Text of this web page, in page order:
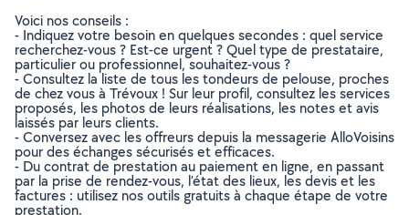
Voici nos conseils :
- Indiquez votre besoin en quelques secondes : quel service
recherchez-vous ? Est-ce urgent ? Quel type de prestataire,
particulier ou professionnel, souhaitez-vous ?
- Consultez la liste de tous les tondeurs de pelouse, proches
de chez vous à Trévoux ! Sur leur profil, consultez les services
proposés, les photos de leurs réalisations, les notes et avis
laissés par leurs clients.
- Conversez avec les offreurs depuis la messagerie AlloVoisins
pour des échanges sécurisés et efficaces.
- Du contrat de prestation au paiement en ligne, en passant
par la prise de rendez-vous, l’état des lieux, les devis et les
factures : utilisez nos outils gratuits à chaque étape de votre
prestation.